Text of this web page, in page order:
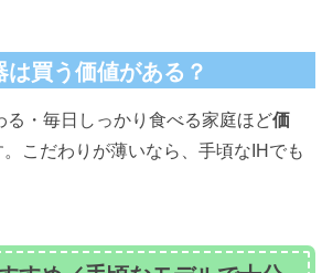
買う価値がある？
る・毎日しっかり食べる家庭ほど価
。こだわりが薄いなら、手頃なIHでも